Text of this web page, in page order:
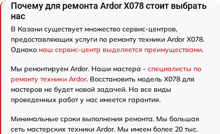
Почему для ремонта Ardor X078 стоит выбрать
нас
В Казани существует множество сервис-центров,
предоставляющих услуги по ремонту техники Ardor X078.
Однако наш сервис-центр выделяется преимуществами.
Мы ремонтируем Ardor. Наши мастера - специалисты по
ремонту техники Ardor. Восстановить модель X078 для
мастеров не будет новой задачей. На все виды
проведенных работ у нас имеется гарантия.
Минимальные сроки выполнения ремонта. Мы большая
сеть мастерских техники Ardor. Мы имеем более 20 тыс.